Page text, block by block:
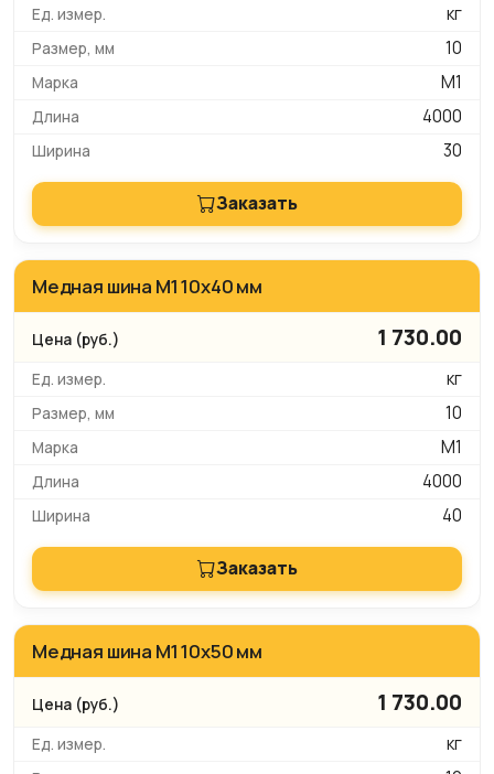
кг
10
М1
4000
30
Заказать
Медная шина М1 10х40 мм
1 730.00
кг
10
М1
4000
40
Заказать
Медная шина М1 10х50 мм
1 730.00
кг